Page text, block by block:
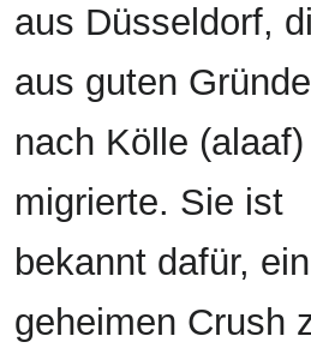
aus Düsseldorf,
aus guten
nach Kölle (alaaf)
migrierte. Sie ist
bekannt dafür,
geheimen Crush